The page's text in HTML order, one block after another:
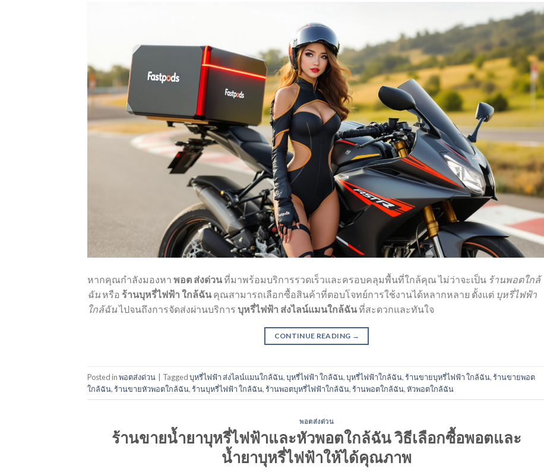
หากคุณกำลังมองหา พอต ส่งด่วนที่มาพร้อมบริการรวดเร็วและครอบคลุมพื้นที่ใกล้คุณ ไม่ว่าจะเป็น ร้านพอตใกล้
ฉัน หรือ ร้านบุหรี่ไฟฟ้า ใกล้ฉัน คุณสามารถเลือกซื้อสินค้าที่ตอบโจทย์การใช้งานได้หลากหลาย ตั้งแต่ บุหรี่ไฟฟ้า
ใกล้ฉันไปจนถึงการจัดส่งผ่านบริการ บุหรี่ไฟฟ้า ส่งไลน์แมนใกล้ฉันที่สะดวกและทันใจ
CONTINUE READING →
Posted inพอตส่งด่วน Taggedบุหรี่ไฟฟ้า ส่งไลน์แมนใกล้ฉัน,บุหรี่ไฟฟ้า ใกล้ฉัน,บุหรี่ไฟฟ้าใกล้ฉัน,ร้านขายบุหรี่ไฟฟ้า ใกล้ฉัน,ร้านขายพอต
ใกล้ฉัน,ร้านขายหัวพอตใกล้ฉัน,ร้านบุหรี่ไฟฟ้า ใกล้ฉัน,ร้านพอตบุหรี่ไฟฟ้าใกล้ฉัน,ร้านพอตใกล้ฉัน,หัวพอตใกล้ฉัน
พอตส่งด่วน
ร้านขายน้ำยาบุหรี่ไฟฟ้าและหัวพอตใกล้ฉัน วิธีเลือกซื้อพอตและ
น้ำยาบุหรี่ไฟฟ้าให้ได้คุณภาพ